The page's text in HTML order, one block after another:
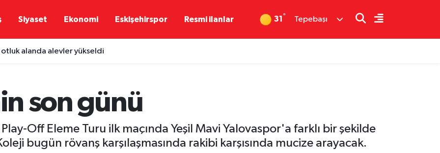
Siyaset Ekonomi Eskişehirspor Resmi ilanlar 31 ° Tepebaşı
otluk alanda alevler yükseldi
son günü
Off Eleme Turu ilk maçında Yeşil Mavi Yalovaspor'a farklı bir şekilde
bugün rövanş karşılaşmasında rakibi karşısında mucize arayacak.